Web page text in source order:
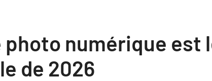
numérique est
de 2026